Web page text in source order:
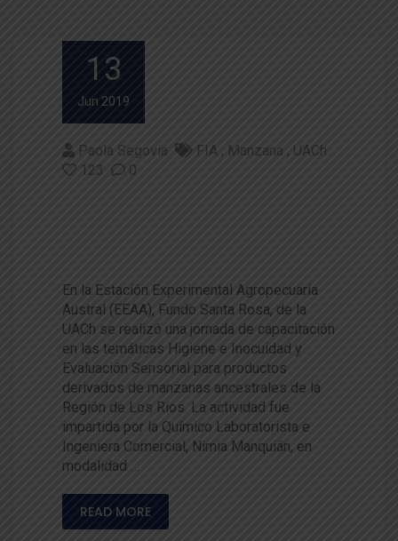
13
Jun 2019
Paola Segovia FIA Manzana
UACh
123
0
En la Estación Experimental Agropecuaria
Austral (EEAA), Fundo Santa Rosa, de la
UACh se realizó una jornada de capacitación
en las temáticas Higiene e Inocuidad y
Evaluación Sensorial para productos
derivados de manzanas ancestrales de la
Región de Los Ríos. La actividad fue
impartida por la Químico Laboratorista e
Ingeniera Comercial, Nimia Manquián, en
modalidad …
READ MORE